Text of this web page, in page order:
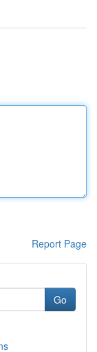
Report Page
Go